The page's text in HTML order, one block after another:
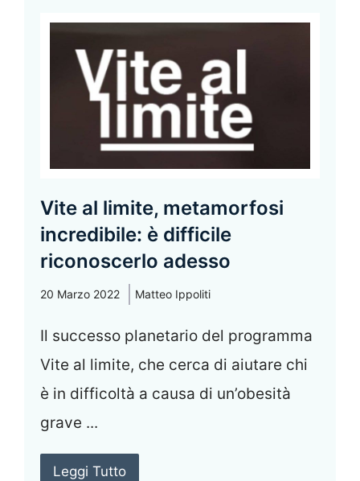
Vite al limite, metamorfosi
incredibile: è difficile
riconoscerlo adesso
20 Marzo 2022 Matteo Ippoliti
Il successo planetario del programma
Vite al limite, che cerca di aiutare chi
è in difficoltà a causa di un’obesità
grave ...
Leggi Tutto